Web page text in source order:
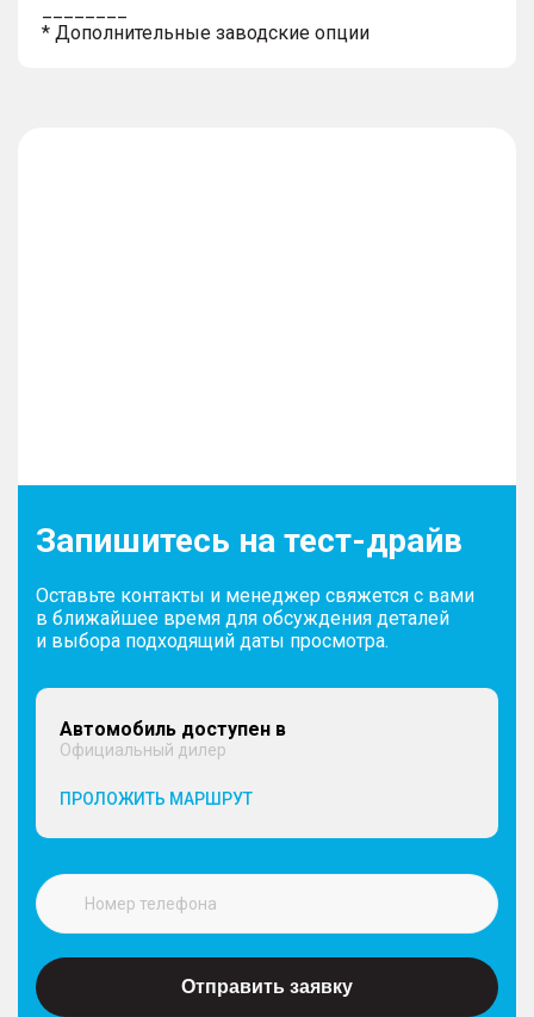
* Дополнительные заводские опции
Запишитесь на тест-драйв
Оставьте контакты и менеджер свяжется с вами
в ближайшее время для обсуждения деталей
и выбора подходящий даты просмотра.
Автомобиль доступен в
Официальный дилер
ПРОЛОЖИТЬ МАРШРУТ
Отправить заявку